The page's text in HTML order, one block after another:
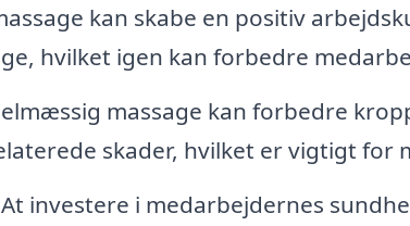
kan skabe en positiv
hvilket igen kan forbedre
massage kan forbedre
skader, hvilket er vigtigt for
At investere i medarbejdernes